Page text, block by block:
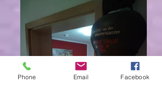
Phone Email Facebook